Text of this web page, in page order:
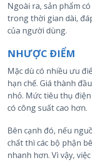
Ngoài ra, sản phẩm
trong thời gian dài,
của người dùng.
NHƯỢC ĐIỂM
Mặc dù có nhiều ưu
hạn chế. Giá thành
nhỏ. Mức tiêu thụ
có công suất cao hơn.
Bên cạnh đó, nếu
chất thì các bộ phận
nhanh hơn. Vì vậy,